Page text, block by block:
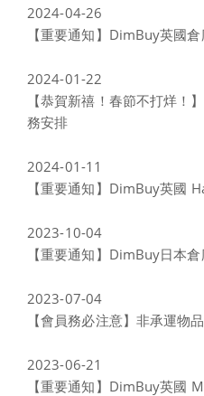
2024-04-26
【重要通知】DimBuy英國
2024-01-22
【恭賀新禧！春節不打烊！
務安排
2024-01-11
【重要通知】DimBuy英國
2023-10-04
【重要通知】DimBuy日本
2023-07-04
【會員務必注意】非承運物
2023-06-21
【重要通知】DimBuy英國